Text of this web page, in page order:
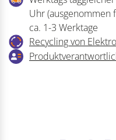
Uhr (ausgenommen
ca. 1-3 Werktage
Recycling von